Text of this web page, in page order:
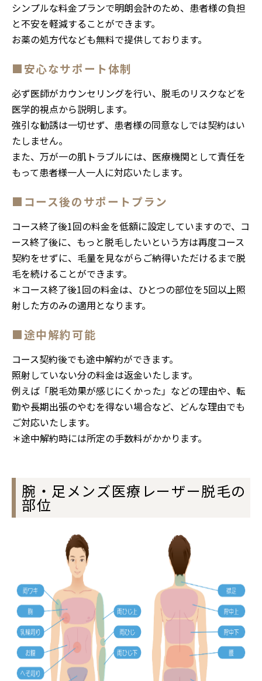
シンプルな料金プランで明朗会計のため、患者様の負担
と不安を軽減することができます。
お薬の処方代なども無料で提供しております。
■安心なサポート体制
必ず医師がカウンセリングを行い、脱毛のリスクなどを
医学的視点から説明します。
強引な勧誘は一切せず、患者様の同意なしでは契約はい
たしません。
また、万が一の肌トラブルには、医療機関として責任を
もって患者様一人一人に対応いたします。
■コース後のサポートプラン
コース終了後1回の料金を低額に設定していますので、コ
ース終了後に、もっと脱毛したいという方は再度コース
契約をせずに、毛量を見ながらご納得いただけるまで脱
毛を続けることができます。
＊コース終了後1回の料金は、ひとつの部位を5回以上照
射した方のみの適用となります。
■途中解約可能
コース契約後でも途中解約ができます。
照射していない分の料金は返金いたします。
例えば「脱毛効果が感じにくかった」などの理由や、転
勤や長期出張のやむを得ない場合など、どんな理由でも
ご対応いたします。
＊途中解約時には所定の手数料がかかります。
腕・足メンズ医療レーザー脱毛の
部位